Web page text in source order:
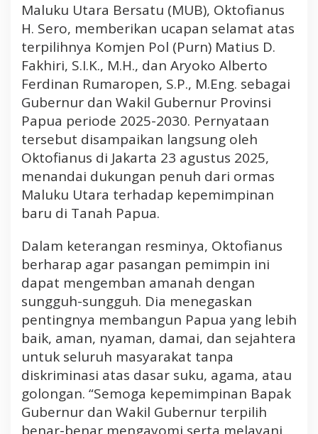
r
a
B
e
r
a
t
u
S
a
m
a
k
a
n
U
c
p
a
n
S
e
Maluku Utara Bersatu (MUB), Oktofianus
H. Sero, memberikan ucapan selamat atas
terpilihnya Komjen Pol (Purn) Matius D.
Fakhiri, S.I.K., M.H., dan Aryoko Alberto
Ferdinan Rumaropen, S.P., M.Eng. sebagai
Gubernur dan Wakil Gubernur Provinsi
Papua periode 2025-2030. Pernyataan
tersebut disampaikan langsung oleh
Oktofianus di Jakarta 23 agustus 2025,
menandai dukungan penuh dari ormas
Maluku Utara terhadap kepemimpinan
baru di Tanah Papua.
Dalam keterangan resminya, Oktofianus
berharap agar pasangan pemimpin ini
dapat mengemban amanah dengan
sungguh-sungguh. Dia menegaskan
pentingnya membangun Papua yang lebih
baik, aman, nyaman, damai, dan sejahtera
untuk seluruh masyarakat tanpa
diskriminasi atas dasar suku, agama, atau
golongan. “Semoga kepemimpinan Bapak
Gubernur dan Wakil Gubernur terpilih
benar-benar mengayomi serta melayani